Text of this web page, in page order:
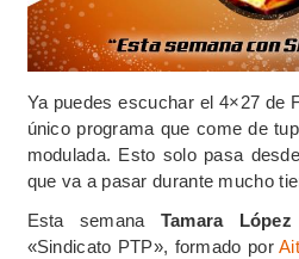
Ya puedes escuchar el 4×27 de
único programa que come de
modulada. Esto solo pasa
que va a pasar durante mucho
Esta semana Tamara López
«Sindicato PTP», formado por